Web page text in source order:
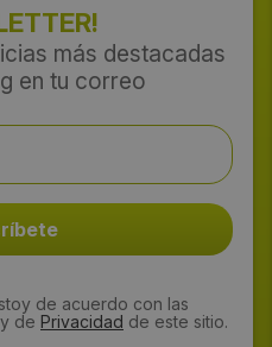
más destacadas
en tu correo
de acuerdo con las
y de Privacidad de este sitio.